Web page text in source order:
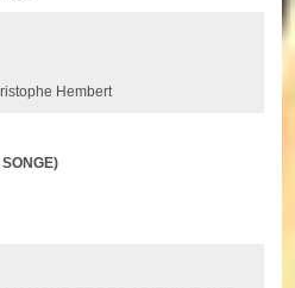
Hembert